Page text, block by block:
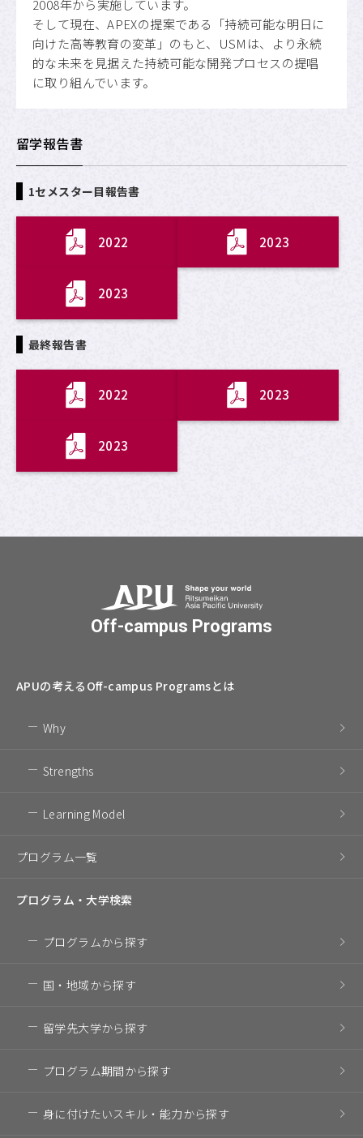
2008年から実施しています。
そして現在、APEXの提案である「持続可能な明日に
向けた高等教育の変革」のもと、USMは、より永続
的な未来を見据えた持続可能な開発プロセスの提唱
に取り組んでいます。
留学報告書
1セメスター目報告書
2022 2023
2023
最終報告書
2022 2023
2023
Off-campus Programs
APUの考える Off-campus Programsとは
Why
Strengths
Learning Model
プログラム一覧
プログラム・大学検索
プログラムから探す
国・地域から探す
留学先大学から探す
プログラム期間から探す
身に付けたいスキル・ 能力から探す